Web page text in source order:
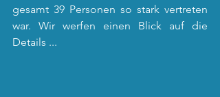
gesamt 39 Personen so stark vertreten
war. Wir werfen einen Blick auf die
Details ...